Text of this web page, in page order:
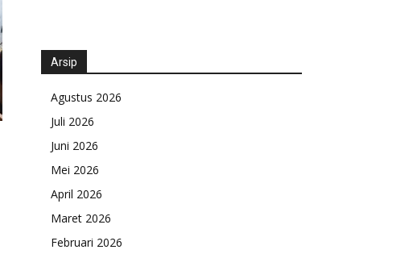
Arsip
Agustus 2026
Juli 2026
Juni 2026
Mei 2026
April 2026
Maret 2026
Februari 2026